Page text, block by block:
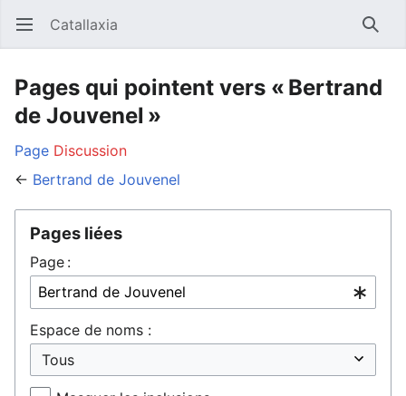
Ouvrir le menu principal Catallaxia
Pages qui pointent vers « Bertrand
de Jouvenel »
Page Discussion
← Bertrand de Jouvenel
Pages liées
Page :
Espace de noms :